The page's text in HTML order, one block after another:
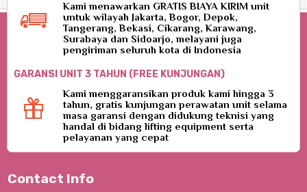
Kami menawarkan GRATIS BIAYA KIRIM unit
untuk wilayah Jakarta, Bogor, Depok,
Tangerang, Bekasi, Cikarang, Karawang,
Surabaya dan Sidoarjo, melayani juga
pengiriman seluruh kota di Indonesia
GARANSI UNIT 3 TAHUN (FREE KUNJUNGAN)
Kami menggaransikan produk kami hingga 3
tahun, gratis kunjungan perawatan unit selama
masa garansi dengan didukung teknisi yang
handal di bidang lifting equipment serta
pelayanan yang cepat
Contact Info